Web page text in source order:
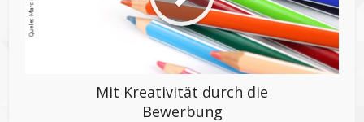
Mit Kreativität durch die
Bewerbung